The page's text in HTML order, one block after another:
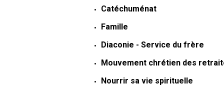
Catéchuménat
Famille
Diaconie - Service du frère
Mouvement chrétien des
Nourrir sa vie spirituelle